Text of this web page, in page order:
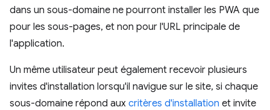
dans un sous-domaine ne pourront installer les PWA que
pour les sous-pages, et non pour l'URL principale de
l'application.
Un même utilisateur peut également recevoir plusieurs
invites d'installation lorsqu'il navigue sur le site, si chaque
sous-domaine répond aux critères d'installation et invite